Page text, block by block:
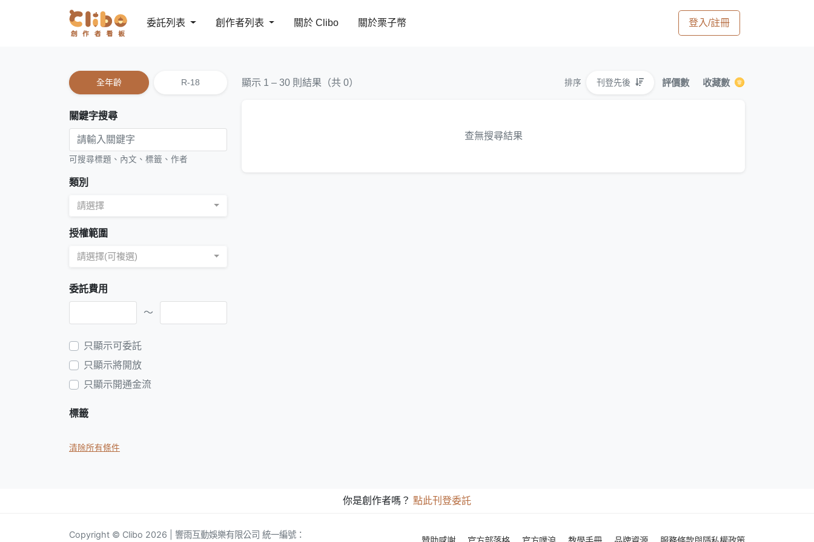
委託列表 創作者列表 關於 Clibo 關於栗子幣 登入/註冊
全年齡 R-18
關鍵字搜尋
可搜尋標題、內文、標籤、作者
類別
請選擇
授權範圍
請選擇(可複選)
委託費用
～
只顯示可委託
只顯示將開放
只顯示開通金流
標籤
清除所有條件
顯示 1 – 30 則結果（共 0） 排序 刊登先後 評價數 收藏數
查無搜尋結果
你是創作者嗎？ 點此刊登委託
Copyright © Clibo 2026 | 響雨互動娛樂有限公司 統一編號：